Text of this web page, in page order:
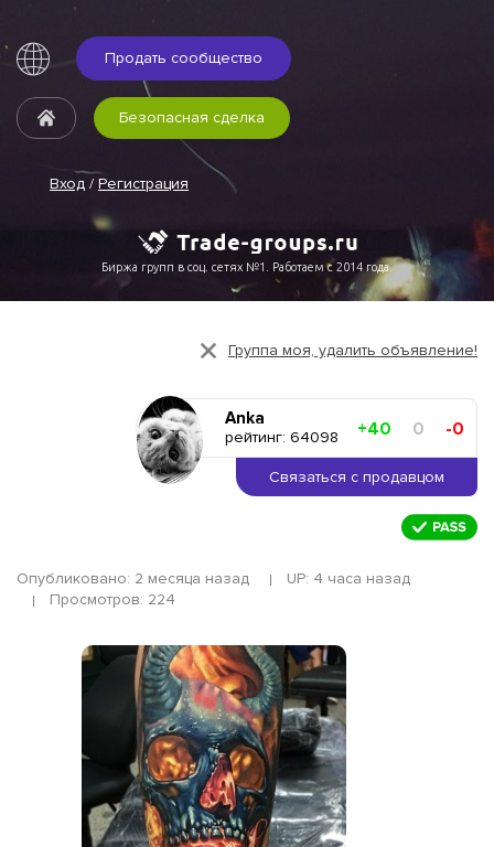
Продать сообщество
Вход / Регистрация
Безопасная сделка
Биржа групп в соц. сетях №1. Работаем с 2014 года.
Группа моя, удалить объявление!
Anka
рейтинг: 64098 +40 0 -0
Связаться с продавцом
Опубликовано: 2 месяца назад
UP: 4 часа назад
Просмотров: 224